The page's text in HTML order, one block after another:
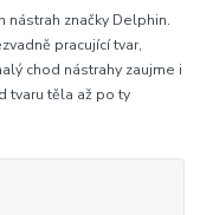
nástrah značky Delphin.
pracující tvar,
chod nástrahy zaujme i
tvaru těla až po ty